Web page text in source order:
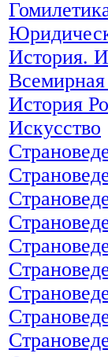
История.
История
Искусство